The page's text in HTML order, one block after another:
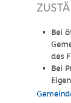
Bei
des
Bei